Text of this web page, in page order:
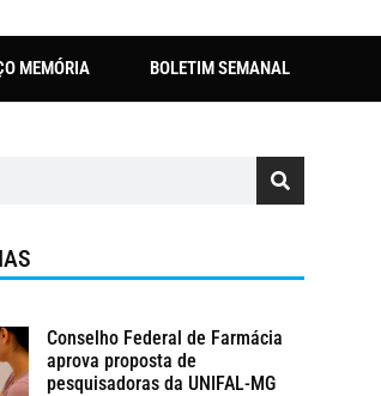
MEMÓRIA BOLETIM SEMANAL
Conselho Federal de Farmácia
aprova proposta de
pesquisadoras da UNIFAL-MG